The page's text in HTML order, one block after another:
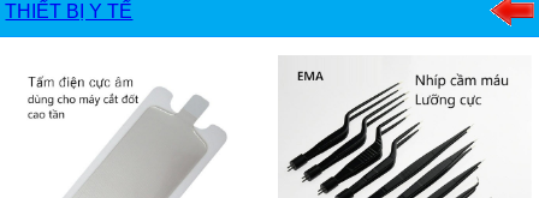
THIẾT BỊ Y TẾ